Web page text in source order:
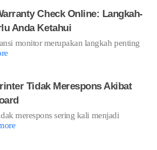
Check Online: Langkah-
Anda Ketahui
monitor merupakan langkah penting
Tidak Merespons Akibat
merespons sering kali menjadi